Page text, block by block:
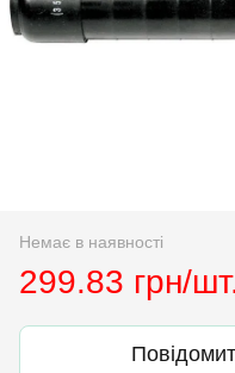
Немає в наявності
299.83 грн/